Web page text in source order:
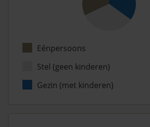
Eénpersoons
Stel (geen kinderen)
Gezin (met kinderen)